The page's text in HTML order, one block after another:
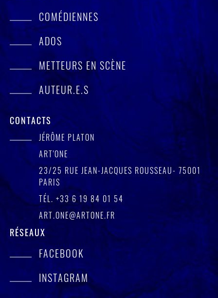
COMÉDIENNES
ADOS
METTEURS EN SCÈNE
AUTEUR.E.S
CONTACTS
JÉRÔME PLATON
ART'ONE
23/25 RUE JEAN-JACQUES ROUSSEAU- 75001
PARIS
TÉL. +33 6 19 84 01 54
ART.ONE@ARTONE.FR
RÉSEAUX
FACEBOOK
INSTAGRAM